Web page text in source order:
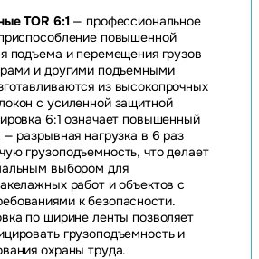
TOR 6:1— профессиональное
повышенной
подъема и перемещения грузов
и другими подъемными
из высокопрочных
с усиленной защитной
6:1 означает повышенный
разрывная нагрузка в 6 раз
грузоподъемность, что делает
выбором для
работ и объектов с
к безопасности.
по ширине ленты позволяет
грузоподъемность и
охраны труда.